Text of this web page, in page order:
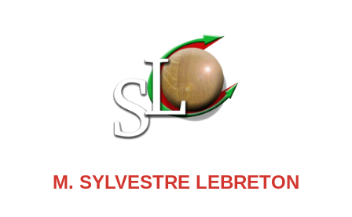
M. SYLVESTRE LEBRETON